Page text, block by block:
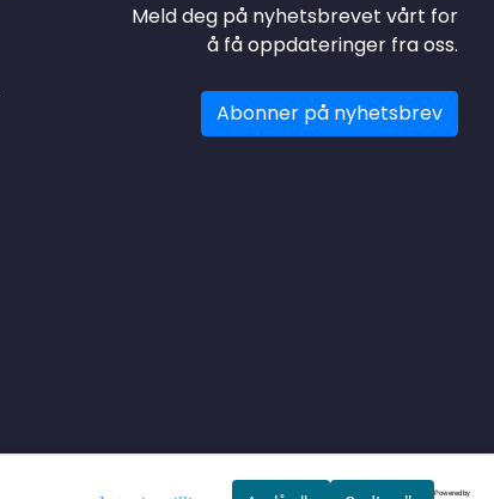
Meld deg på nyhetsbrevet vårt for
å få oppdateringer fra oss.
Abonner på nyhetsbrev
Powered by